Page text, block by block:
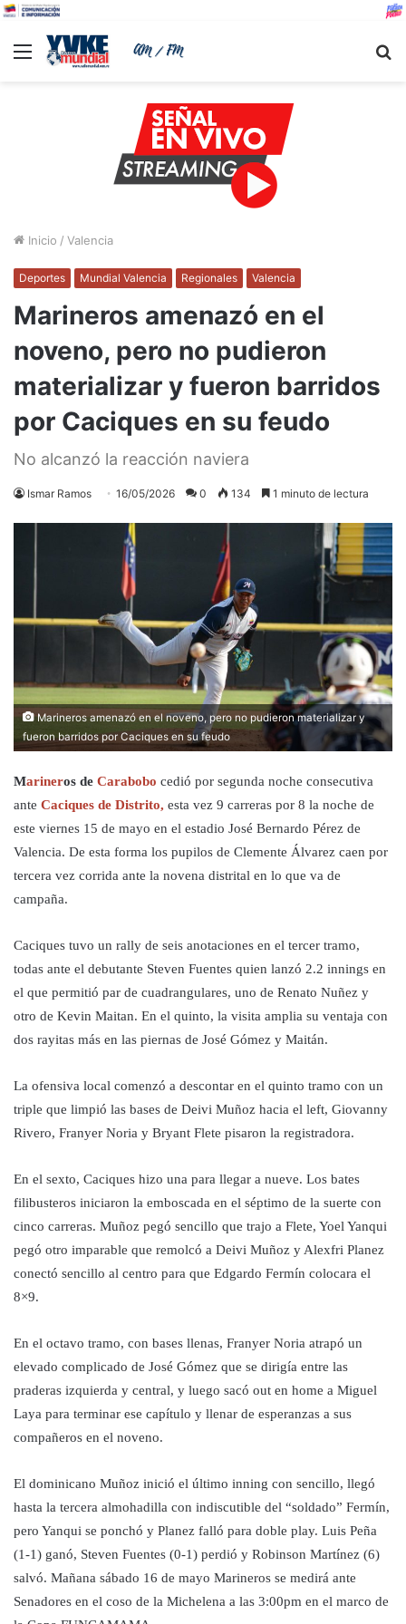
Menu
Inicio / Valencia
Deportes Mundial Valencia Regionales Valencia
Marineros amenazó en el
noveno, pero no pudieron
materializar y fueron barridos
por Caciques en su feudo
No alcanzó la reacción naviera
Ismar Ramos 16/05/2026 0 134 1 minuto de lectura
Marineros amenazó en el noveno, pero no pudieron materializar y
fueron barridos por Caciques en su feudo
Marineros de Carabobo cedió por segunda noche consecutiva
ante Caciques de Distrito, esta vez 9 carreras por 8 la noche de
este viernes 15 de mayo en el estadio José Bernardo Pérez de
Valencia. De esta forma los pupilos de Clemente Álvarez caen por
tercera vez corrida ante la novena distrital en lo que va de
campaña.
Caciques tuvo un rally de seis anotaciones en el tercer tramo,
todas ante el debutante Steven Fuentes quien lanzó 2.2 innings en
el que permitió par de cuadrangulares, uno de Renato Nuñez y
otro de Kevin Maitan. En el quinto, la visita amplia su ventaja con
dos rayitas más en las piernas de José Gómez y Maitán.
La ofensiva local comenzó a descontar en el quinto tramo con un
triple que limpió las bases de Deivi Muñoz hacia el left, Giovanny
Rivero, Franyer Noria y Bryant Flete pisaron la registradora.
En el sexto, Caciques hizo una para llegar a nueve. Los bates
filibusteros iniciaron la emboscada en el séptimo de la suerte con
cinco carreras. Muñoz pegó sencillo que trajo a Flete, Yoel Yanqui
pegó otro imparable que remolcó a Deivi Muñoz y Alexfri Planez
conectó sencillo al centro para que Edgardo Fermín colocara el
8×9.
En el octavo tramo, con bases llenas, Franyer Noria atrapó un
elevado complicado de José Gómez que se dirigía entre las
praderas izquierda y central, y luego sacó out en home a Miguel
Laya para terminar ese capítulo y llenar de esperanzas a sus
compañeros en el noveno.
El dominicano Muñoz inició el último inning con sencillo, llegó
hasta la tercera almohadilla con indiscutible del “soldado” Fermín,
pero Yanqui se ponchó y Planez falló para doble play. Luis Peña
(1-1) ganó, Steven Fuentes (0-1) perdió y Robinson Martínez (6)
salvó. Mañana sábado 16 de mayo Marineros se medirá ante
Senadores en el coso de la Michelena a las 3:00pm en el marco de